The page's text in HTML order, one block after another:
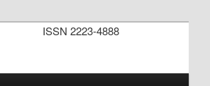
ISSN 2223-4888